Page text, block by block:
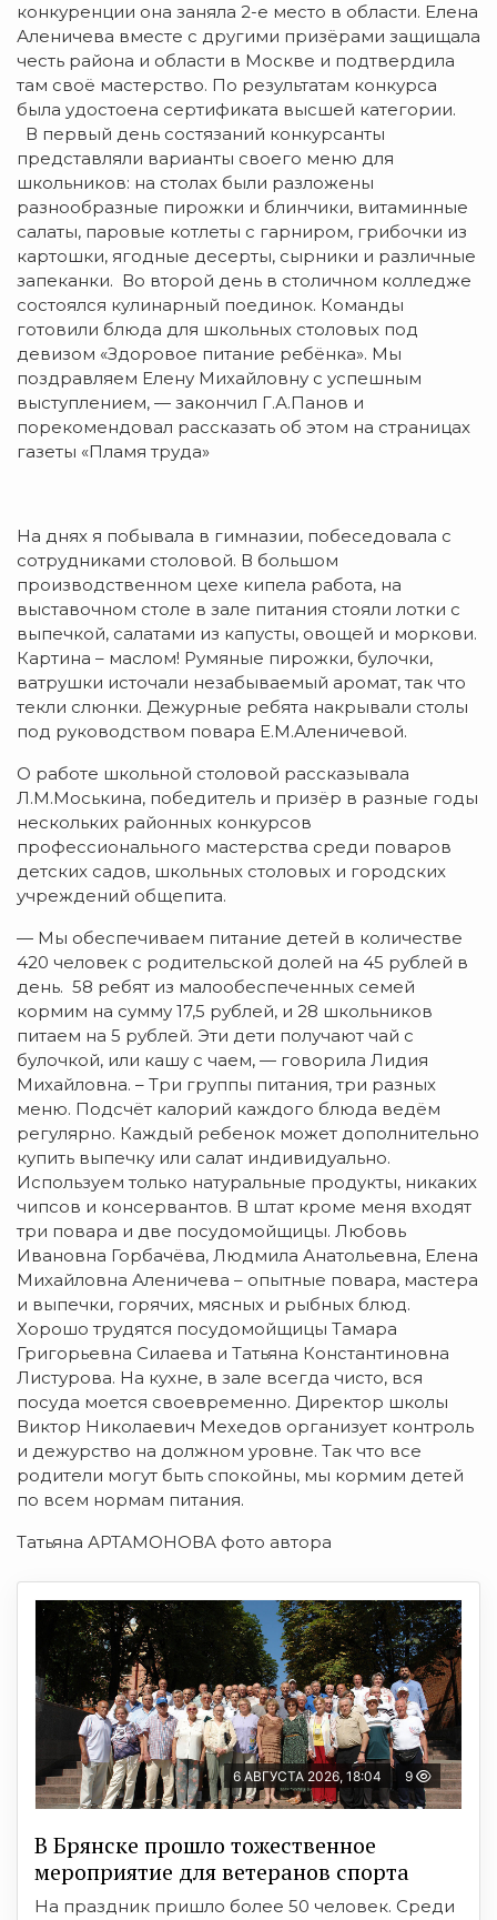
конкуренции она заняла 2-е место в области. Елена
Аленичева вместе с другими призёрами защищала
честь района и области в Москве и подтвердила
там своё мастерство. По результатам конкурса
была удостоена сертификата высшей категории.
В первый день состязаний конкурсанты
представляли варианты своего меню для
школьников: на столах были разложены
разнообразные пирожки и блинчики, витаминные
салаты, паровые котлеты с гарниром, грибочки из
картошки, ягодные десерты, сырники и различные
запеканки. Во второй день в столичном колледже
состоялся кулинарный поединок. Команды
готовили блюда для школьных столовых под
девизом «Здоровое питание ребёнка». Мы
поздравляем Елену Михайловну с успешным
выступлением, — закончил Г.А.Панов и
порекомендовал рассказать об этом на страницах
газеты «Пламя труда»
На днях я побывала в гимназии, побеседовала с
сотрудниками столовой. В большом
производственном цехе кипела работа, на
выставочном столе в зале питания стояли лотки с
выпечкой, салатами из капусты, овощей и моркови.
Картина – маслом! Румяные пирожки, булочки,
ватрушки источали незабываемый аромат, так что
текли слюнки. Дежурные ребята накрывали столы
под руководством повара Е.М.Аленичевой.
О работе школьной столовой рассказывала
Л.М.Моськина, победитель и призёр в разные годы
нескольких районных конкурсов
профессионального мастерства среди поваров
детских садов, школьных столовых и городских
учреждений общепита.
— Мы обеспечиваем питание детей в количестве
420 человек с родительской долей на 45 рублей в
день. 58 ребят из малообеспеченных семей
кормим на сумму 17,5 рублей, и 28 школьников
питаем на 5 рублей. Эти дети получают чай с
булочкой, или кашу с чаем, — говорила Лидия
Михайловна. – Три группы питания, три разных
меню. Подсчёт калорий каждого блюда ведём
регулярно. Каждый ребенок может дополнительно
купить выпечку или салат индивидуально.
Используем только натуральные продукты, никаких
чипсов и консервантов. В штат кроме меня входят
три повара и две посудомойщицы. Любовь
Ивановна Горбачёва, Людмила Анатольевна, Елена
Михайловна Аленичева – опытные повара, мастера
и выпечки, горячих, мясных и рыбных блюд.
Хорошо трудятся посудомойщицы Тамара
Григорьевна Силаева и Татьяна Константиновна
Листурова. На кухне, в зале всегда чисто, вся
посуда моется своевременно. Директор школы
Виктор Николаевич Мехедов организует контроль
и дежурство на должном уровне. Так что все
родители могут быть спокойны, мы кормим детей
по всем нормам питания.
Татьяна АРТАМОНОВА фото автора
6 АВГУСТА 2026, 18:04 9
В Брянске прошло тожественное
мероприятие для ветеранов спорта
На праздник пришло более 50 человек. Среди